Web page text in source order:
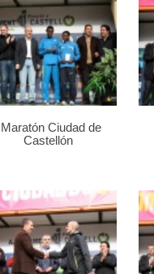
I Maratón Ciudad de
Castellón